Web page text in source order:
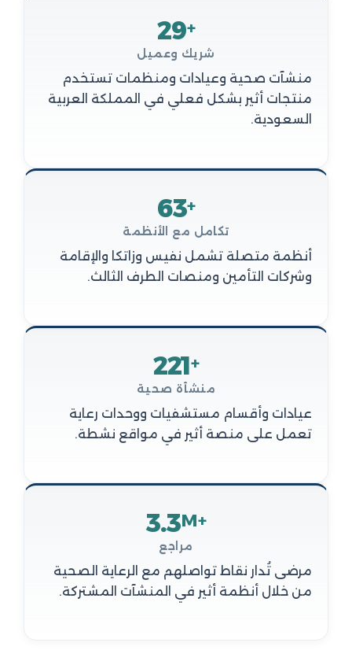
شريك وعميل
29+
منشآت صحية وعيادات ومنظمات تستخدم
منتجات أثير بشكل فعلي في المملكة العربية
السعودية.
تكامل مع الأنظمة
63+
أنظمة متصلة تشمل نفيس وزاتكا والإقامة
وشركات التأمين ومنصات الطرف الثالث.
منشأة صحية
221+
عيادات وأقسام مستشفيات ووحدات رعاية
تعمل على منصة أثير في مواقع نشطة.
مراجع
3.3M+
مرضى تُدار نقاط تواصلهم مع الرعاية الصحية
من خلال أنظمة أثير في المنشآت المشتركة.